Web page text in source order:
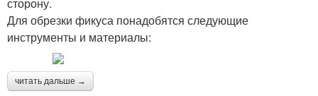
Для обрезки фикуса понадобятся следующие
инструменты и материалы:
читать дальше →